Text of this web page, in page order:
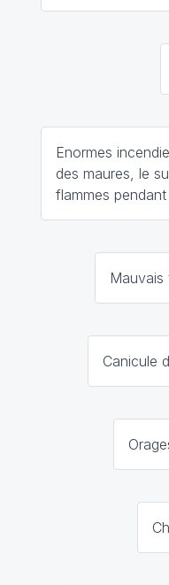
Enormes
des maures, le
flammes
Mauvais
Canicule